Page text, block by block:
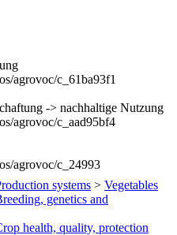
agrovoc/c_61ba93f1
-> nachhaltige Nutzung
agrovoc/c_aad95bf4
agrovoc/c_24993
systems > Vegetables
genetics and
health, quality, protection